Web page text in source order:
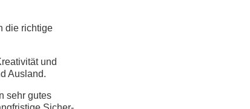
die richtige
und
Ausland.
sehr gutes